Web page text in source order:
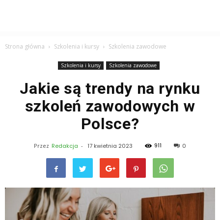
Strona główna Szkolenia i kursy Szkolenia zawodowe
Szkolenia i kursy Szkolenia zawodowe
Jakie są trendy na rynku
szkoleń zawodowych w
Polsce?
Przez Redakcja - 17 kwietnia 2023 911 0